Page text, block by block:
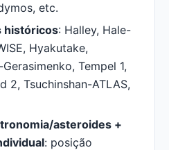
etc.
históricos: Halley, Hale-
Hyakutake,
Tempel 1,
2, Tsuchinshan-ATLAS,
asteroides +
: posição